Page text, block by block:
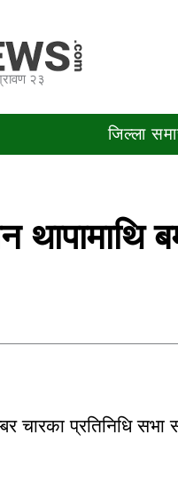
२३
जिल्ला
चारका प्रतिनिधि